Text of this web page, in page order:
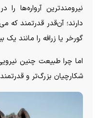
نیرومندترین آرواره‌ها
دارند؛ آن‌قدر قدرتمند که
گورخر یا زرافه را مانند
اما چرا طبیعت چنین
شکارچیان بزرگ‌تر و